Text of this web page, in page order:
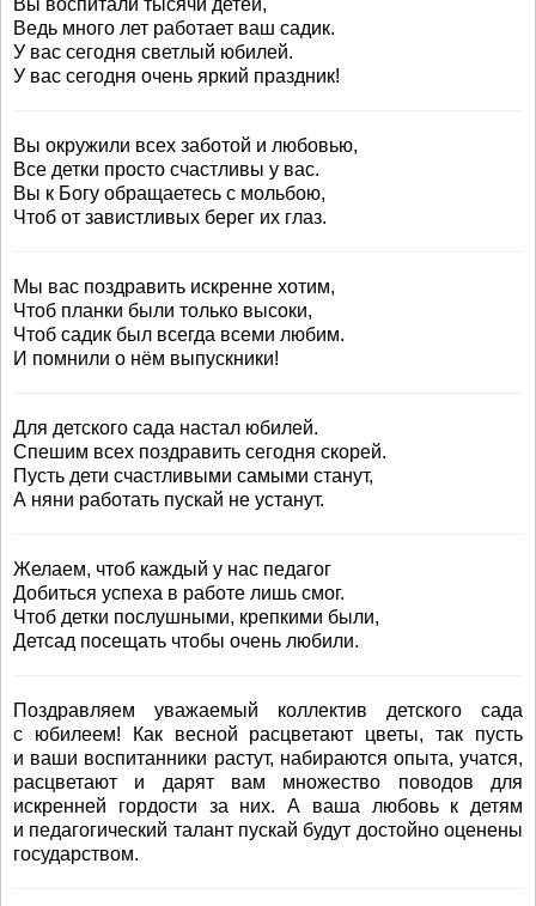
Вы воспитали тысячи детей,
Ведь много лет работает ваш садик.
У вас сегодня светлый юбилей.
У вас сегодня очень яркий праздник!
Вы окружили всех заботой и любовью,
Все детки просто счастливы у вас.
Вы к Богу обращаетесь с мольбою,
Чтоб от завистливых берег их глаз.
Мы вас поздравить искренне хотим,
Чтоб планки были только высоки,
Чтоб садик был всегда всеми любим.
И помнили о нём выпускники!
Для детского сада настал юбилей.
Спешим всех поздравить сегодня скорей.
Пусть дети счастливыми самыми станут,
А няни работать пускай не устанут.
Желаем, чтоб каждый у нас педагог
Добиться успеха в работе лишь смог.
Чтоб детки послушными, крепкими были,
Детсад посещать чтобы очень любили.
Поздравляем уважаемый коллектив детского сада
с юбилеем! Как весной расцветают цветы, так пусть
и ваши воспитанники растут, набираются опыта, учатся,
расцветают и дарят вам множество поводов для
искренней гордости за них. А ваша любовь к детям
и педагогический талант пускай будут достойно оценены
государством.